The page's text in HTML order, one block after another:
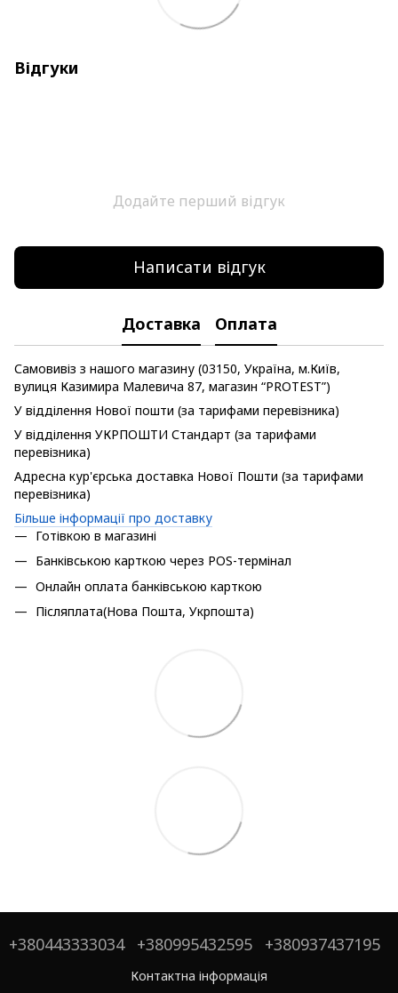
Відгуки
Додайте перший відгук
Написати відгук
Доставка Оплата
Самовивіз з нашого магазину (03150, Україна, м.Київ,
вулиця Казимира Малевича 87, магазин “PROTEST”)
У відділення Нової пошти (за тарифами перевізника)
У відділення УКРПОШТИ Стандарт (за тарифами
перевізника)
Адресна кур'єрська доставка Нової Пошти (за тарифами
перевізника)
Більше інформації про доставку
Готівкою в магазині
Банківською карткою через POS-термінал
Онлайн оплата банківською карткою
Післяплата(Нова Пошта, Укрпошта)
+380443333034 +380995432595 +380937437195
Контактна інформація